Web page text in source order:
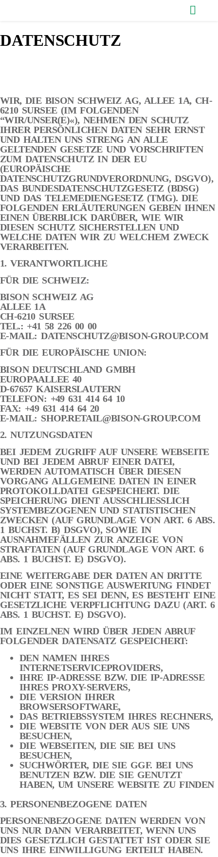
DATENSCHUTZ
WIR, DIE BISON SCHWEIZ AG, ALLEE 1A, CH-
6210 SURSEE (IM FOLGENDEN
“WIR/UNSER(E)«), NEHMEN DEN SCHUTZ
IHRER PERSÖNLICHEN DATEN SEHR ERNST
UND HALTEN UNS STRENG AN ALLE
GELTENDEN GESETZE UND VORSCHRIFTEN
ZUM DATENSCHUTZ IN DER EU
(EUROPÄISCHE
DATENSCHUTZGRUNDVERORDNUNG, DSGVO),
DAS BUNDESDATENSCHUTZGESETZ (BDSG)
UND DAS TELEMEDIENGESETZ (TMG). DIE
FOLGENDEN ERLÄUTERUNGEN GEBEN IHNEN
EINEN ÜBERBLICK DARÜBER, WIE WIR
DIESEN SCHUTZ SICHERSTELLEN UND
WELCHE DATEN WIR ZU WELCHEM ZWECK
VERARBEITEN.
1. VERANTWORTLICHE
FÜR DIE SCHWEIZ:
BISON SCHWEIZ AG
ALLEE 1A
CH-6210 SURSEE
TEL.: +41 58 226 00 00
E-MAIL:DATENSCHUTZ@BISON-GROUP.COM
FÜR DIE EUROPÄISCHE UNION:
BISON DEUTSCHLAND GMBH
EUROPAALLEE 40
D-67657 KAISERSLAUTERN
TELEFON: +49 631 414 64 10
FAX: +49 631 414 64 20
E-MAIL: SHOP.RETAIL@BISON-GROUP.COM
2. NUTZUNGSDATEN
BEI JEDEM ZUGRIFF AUF UNSERE WEBSEITE
UND BEI JEDEM ABRUF EINER DATEI,
WERDEN AUTOMATISCH ÜBER DIESEN
VORGANG ALLGEMEINE DATEN IN EINER
PROTOKOLLDATEI GESPEICHERT. DIE
SPEICHERUNG DIENT AUSSCHLIESSLICH
SYSTEMBEZOGENEN UND STATISTISCHEN
ZWECKEN (AUF GRUNDLAGE VON ART. 6 ABS.
1 BUCHST. B) DSGVO), SOWIE IN
AUSNAHMEFÄLLEN ZUR ANZEIGE VON
STRAFTATEN (AUF GRUNDLAGE VON ART. 6
ABS. 1 BUCHST. E) DSGVO).
EINE WEITERGABE DER DATEN AN DRITTE
ODER EINE SONSTIGE AUSWERTUNG FINDET
NICHT STATT, ES SEI DENN, ES BESTEHT EINE
GESETZLICHE VERPFLICHTUNG DAZU (ART. 6
ABS. 1 BUCHST. E) DSGVO).
IM EINZELNEN WIRD ÜBER JEDEN ABRUF
FOLGENDER DATENSATZ GESPEICHERT:
DEN NAMEN IHRES
INTERNETSERVICEPROVIDERS,
IHRE IP-ADRESSE BZW. DIE IP-ADRESSE
IHRES PROXY-SERVERS,
DIE VERSION IHRER
BROWSERSOFTWARE,
DAS BETRIEBSSYSTEM IHRES RECHNERS,
DIE WEBSITE VON DER AUS SIE UNS
BESUCHEN,
DIE WEBSEITEN, DIE SIE BEI UNS
BESUCHEN,
SUCHWÖRTER, DIE SIE GGF. BEI UNS
BENUTZEN BZW. DIE SIE GENUTZT
HABEN, UM UNSERE WEBSITE ZU FINDEN
3. PERSONENBEZOGENE DATEN
PERSONENBEZOGENE DATEN WERDEN VON
UNS NUR DANN VERARBEITET, WENN UNS
DIES GESETZLICH GESTATTET IST ODER SIE
UNS IHRE EINWILLIGUNG ERTEILT HABEN.